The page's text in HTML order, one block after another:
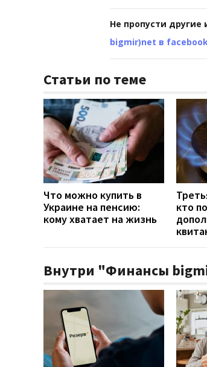
Не пропусти
bigmir)net в
Статьи по теме
Что можно купить в
Украине на пенсию:
кому хватает на жизнь
кто
Внутри "Финансы